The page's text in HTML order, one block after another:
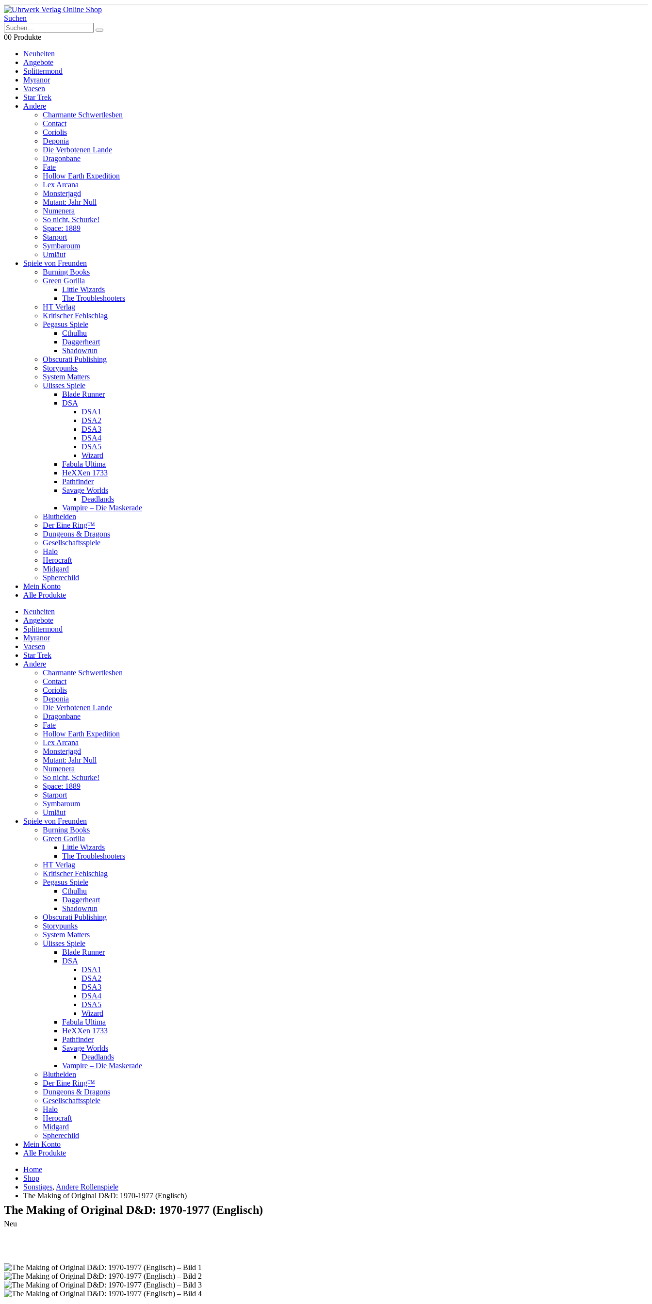
Suchen
00 Produkte
Neuheiten
Angebote
Splittermond
Myranor
Vaesen
Star Trek
Andere
Charmante Schwertlesben
Contact
Coriolis
Deponia
Die Verbotenen Lande
Dragonbane
Fate
Hollow Earth Expedition
Lex Arcana
Monsterjagd
Mutant: Jahr Null
Numenera
So nicht, Schurke!
Space: 1889
Starport
Symbaroum
Umläut
Spiele von Freunden
Burning Books
Green Gorilla
Little Wizards
The Troubleshooters
HT Verlag
Kritischer Fehlschlag
Pegasus Spiele
Cthulhu
Daggerheart
Shadowrun
Obscurati Publishing
Storypunks
System Matters
Ulisses Spiele
Blade Runner
DSA
DSA1
DSA2
DSA3
DSA4
DSA5
Wizard
Fabula Ultima
HeXXen 1733
Pathfinder
Savage Worlds
Deadlands
Vampire – Die Maskerade
Bluthelden
Der Eine Ring™
Dungeons & Dragons
Gesellschaftsspiele
Halo
Herocraft
Midgard
Spherechild
Mein Konto
Alle Produkte
Neuheiten
Angebote
Splittermond
Myranor
Vaesen
Star Trek
Andere
Charmante Schwertlesben
Contact
Coriolis
Deponia
Die Verbotenen Lande
Dragonbane
Fate
Hollow Earth Expedition
Lex Arcana
Monsterjagd
Mutant: Jahr Null
Numenera
So nicht, Schurke!
Space: 1889
Starport
Symbaroum
Umläut
Spiele von Freunden
Burning Books
Green Gorilla
Little Wizards
The Troubleshooters
HT Verlag
Kritischer Fehlschlag
Pegasus Spiele
Cthulhu
Daggerheart
Shadowrun
Obscurati Publishing
Storypunks
System Matters
Ulisses Spiele
Blade Runner
DSA
DSA1
DSA2
DSA3
DSA4
DSA5
Wizard
Fabula Ultima
HeXXen 1733
Pathfinder
Savage Worlds
Deadlands
Vampire – Die Maskerade
Bluthelden
Der Eine Ring™
Dungeons & Dragons
Gesellschaftsspiele
Halo
Herocraft
Midgard
Spherechild
Mein Konto
Alle Produkte
Home
Shop
Sonstiges, Andere Rollenspiele
The Making of Original D&D: 1970-1977 (Englisch)
The Making of Original D&D: 1970-1977 (Englisch)
Neu